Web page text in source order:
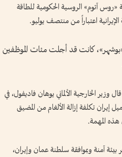
آتوم» الروسية الحكومية للطاقة
اعتباراً من منتصف يوليو.
كانت قد أجلت مئات الموظفين
الخارجية الألماني يوهان فاديفول، في
إيران تكلفة إزالة الألغام من المضيق
المهمة.
بيئة آمنة وبموافقة سلطنة عمان وإيران،